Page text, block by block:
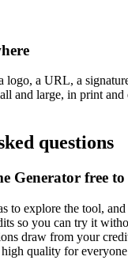
logo, a URL, a
and large, in print
questions
Generator free to
to explore the tool,
so you can try it
draw from your
high quality for